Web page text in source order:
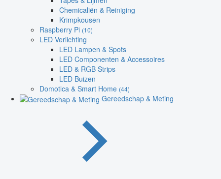
Chemicaliën & Reiniging
Krimpkousen
Raspberry Pi (10)
LED Verlichting
LED Lampen & Spots
LED Componenten & Accessoires
LED & RGB Strips
LED Buizen
Domotica & Smart Home (44)
Gereedschap & Meting